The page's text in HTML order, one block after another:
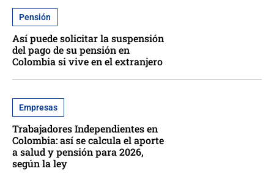
Pensión
Así puede solicitar la suspensión
del pago de su pensión en
Colombia si vive en el extranjero
Empresas
Trabajadores Independientes en
Colombia: así se calcula el aporte
a salud y pensión para 2026,
según la ley